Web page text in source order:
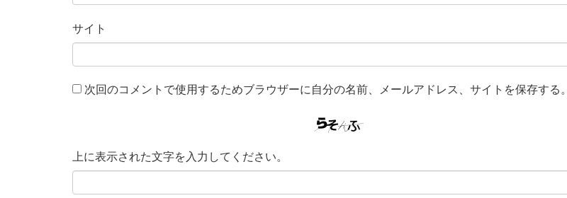
サイト
次回のコメントで使用するためブラウザーに自分の名前、メールアドレス、サイトを保存する。
上に表示された文字を入力してください。